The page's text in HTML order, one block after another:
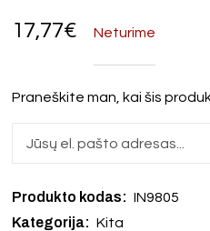
17,77€ Neturime
Praneškite man, kai šis
Produkto kodas: IN9805
Kategorija: Kita